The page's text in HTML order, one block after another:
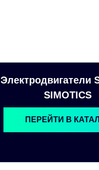
Электродвигатели
SIMOTICS
ПЕРЕЙТИ В